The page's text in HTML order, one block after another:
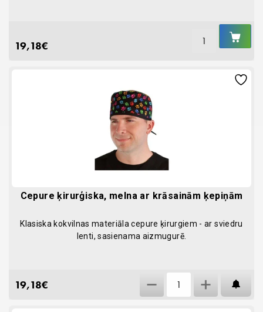
19,18€
Cepure ķirurģiska, melna ar krāsainām ķepiņām
Klasiska kokvilnas materiāla cepure ķirurgiem - ar sviedru
lenti, sasienama aizmugurē.
19,18€
ķirurģiska,